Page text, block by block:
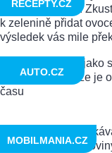
RECEPTY.CZ
AUTO.CZ
MOBILMANIA.CZ